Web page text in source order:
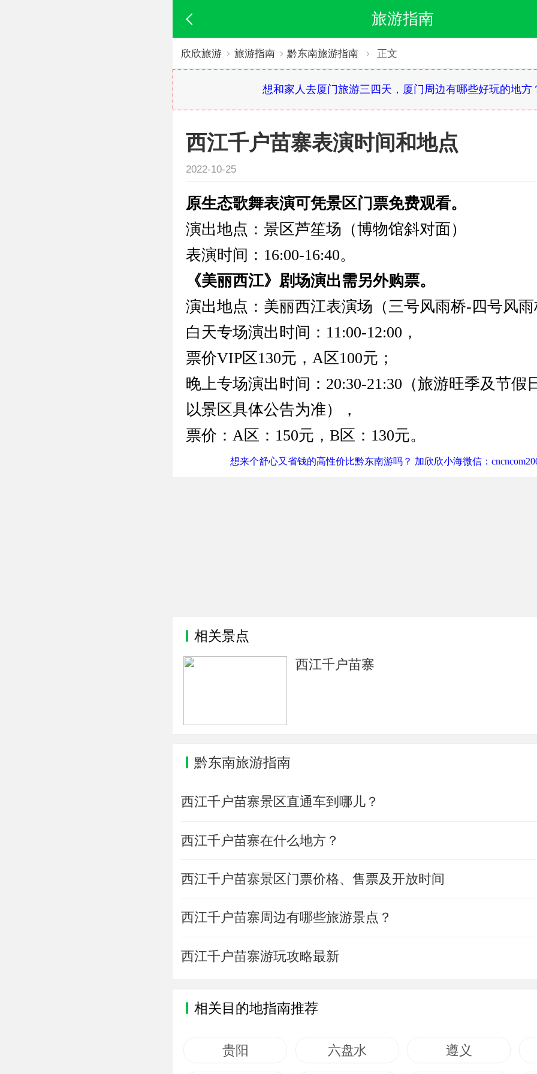
旅游指南
欣欣旅游 旅游指南 黔东南旅游指南 正文
想和家人去厦门旅游三四天，厦门周边有哪些好玩的地方
西江千户苗寨表演时间和地点
2022-10-25
原生态歌舞表演可凭景区门票免费观看。
演出地点：景区芦笙场（博物馆斜对面）
表演时间：16:00-16:40。
《美丽西江》剧场演出需另外购票。
演出地点：美丽西江表演场（三号风雨桥-四号风
白天专场演出时间：11:00-12:00，
票价VIP区130元，A区100元；
晚上专场演出时间：20:30-21:30（旅游旺季及节假
以景区具体公告为准），
票价：A区：150元，B区：130元。
想来个舒心又省钱的高性价比黔东南游吗？ 加欣欣小海微信：
相关景点
西江千户苗寨
黔东南旅游指南
西江千户苗寨景区直通车到哪儿？
西江千户苗寨在什么地方？
西江千户苗寨景区门票价格、售票及开放时间
西江千户苗寨周边有哪些旅游景点？
西江千户苗寨游玩攻略最新
相关目的地指南推荐
贵阳 六盘水 遵义